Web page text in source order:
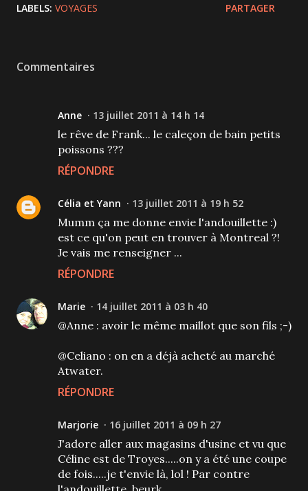
LABELS: VOYAGES PARTAGER
Commentaires
Anne 13 juillet 2011 à 14 h 14
le rêve de Frank... le caleçon de bain petits
poissons ???
RÉPONDRE
Célia et Yann 13 juillet 2011 à 19 h 52
Mumm ça me donne envie l'andouillette :)
est ce qu'on peut en trouver à Montreal ?!
Je vais me renseigner ...
RÉPONDRE
Marie 14 juillet 2011 à 03 h 40
@Anne : avoir le même maillot que son fils ;-)
@Celiano : on en a déjà acheté au marché
Atwater.
RÉPONDRE
Marjorie 16 juillet 2011 à 09 h 27
J'adore aller aux magasins d'usine et vu que
Céline est de Troyes.....on y a été une coupe
de fois.....je t'envie là, lol ! Par contre